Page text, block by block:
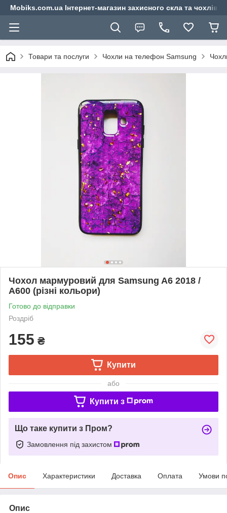
Mobiks.com.ua Інтернет-магазин захисного скла та чохлів
Товари та послуги Чохли на телефон Samsung
Чохол мармуровий для Samsung A6 2018 /
A600 (різні кольори)
Готово до відправки
Роздріб
155 ₴
Купити
або
Купити з
Що таке купити з Пром?
Замовлення під захистом
Опис Характеристики Доставка Оплата Умови
Опис